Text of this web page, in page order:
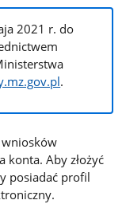
2021 r. do
.
wniosków
konta. Aby złożyć
posiadać profil